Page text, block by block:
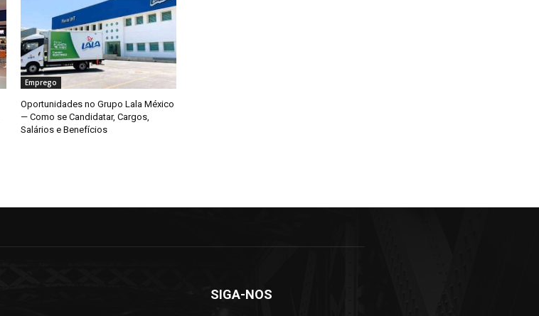
Emprego
Oportunidades no Grupo Lala México
— Como se Candidatar, Cargos,
Salários e Benefícios
SIGA-NOS